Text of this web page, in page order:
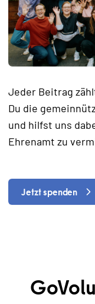
Jeder Beitrag
Du die
und hilfst uns
Ehrenamt zu
Jetzt spenden